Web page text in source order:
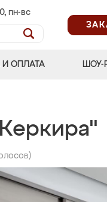
пн-вс
И ОПЛАТА ШОУ-